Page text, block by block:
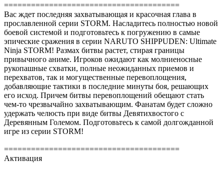
=======================================
Вас ждет последняя захватывающая и красочная глава в
прославленной серии STORM. Насладитесь полностью новой
боевой системой и подготовьтесь к погружению в самые
эпические сражения в серии NARUTO SHIPPUDEN: Ultimate
Ninja STORM! Размах битвы растет, стирая границы
привычного аниме. Игроков ожидают как молниеносные
рукопашные схватки, полные неожиданных приемов и
перехватов, так и могущественные перевоплощения,
добавляющие тактики в последние минуты боя, решающих
его исход. Причем битвы перевоплощений обещают стать
чем-то чрезвычайно захватывающим. Фанатам будет сложно
удержать челюсть при виде битвы Девятихвостого с
Деревянным Големом. Подготовьтесь к самой долгожданной
игре из серии STORM!
=======================================
Активация